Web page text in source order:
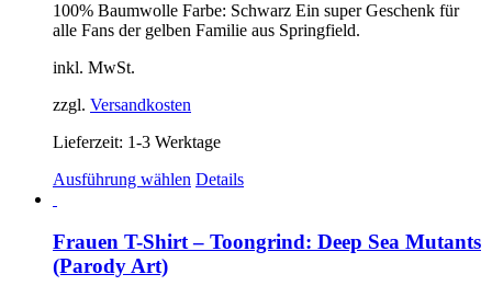
100% Baumwolle Farbe: Schwarz Ein super Geschenk für
alle Fans der gelben Familie aus Springfield.
inkl. MwSt.
zzgl. Versandkosten
Lieferzeit: 1-3 Werktage
Ausführung wählen Dieses
mehrere
Varianten
Details
Frauen T-Shirt – Toongrind: Deep Sea Mutants
(Parody Art)